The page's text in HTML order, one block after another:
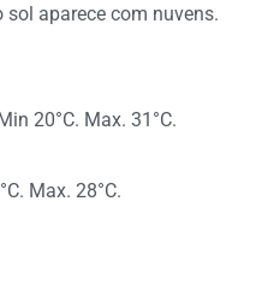
aparece com nuvens.
20°C. Max. 31°C.
Max. 28°C.